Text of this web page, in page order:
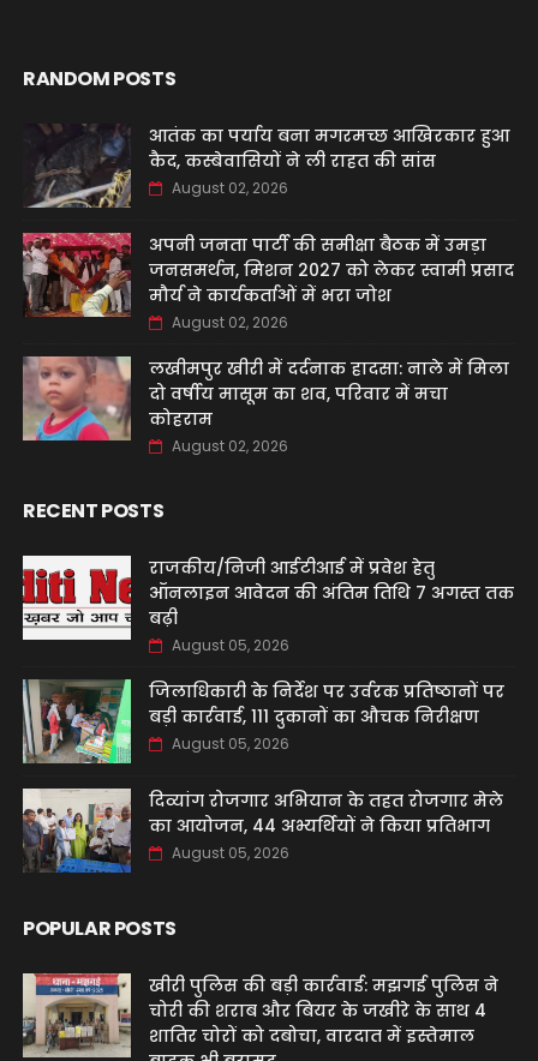
RANDOM POSTS
आतंक का पर्याय बना मगरमच्छ आखिरकार हुआ
कैद, कस्बेवासियों ने ली राहत की सांस
August 02, 2026
अपनी जनता पार्टी की समीक्षा बैठक में उमड़ा
जनसमर्थन, मिशन 2027 को लेकर स्वामी प्रसाद
मौर्य ने कार्यकर्ताओं में भरा जोश
August 02, 2026
लखीमपुर खीरी में दर्दनाक हादसा: नाले में मिला
दो वर्षीय मासूम का शव, परिवार में मचा
कोहराम
August 02, 2026
RECENT POSTS
राजकीय/निजी आईटीआई में प्रवेश हेतु
ऑनलाइन आवेदन की अंतिम तिथि 7 अगस्त तक
बढ़ी
August 05, 2026
जिलाधिकारी के निर्देश पर उर्वरक प्रतिष्ठानों पर
बड़ी कार्रवाई, 111 दुकानों का औचक निरीक्षण
August 05, 2026
दिव्यांग रोजगार अभियान के तहत रोजगार मेले
का आयोजन, 44 अभ्यर्थियों ने किया प्रतिभाग
August 05, 2026
POPULAR POSTS
खीरी पुलिस की बड़ी कार्रवाई: मझगई पुलिस ने
चोरी की शराब और बियर के जखीरे के साथ 4
शातिर चोरों को दबोचा, वारदात में इस्तेमाल